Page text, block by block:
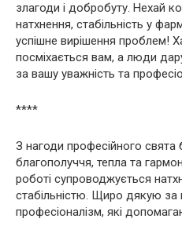
злагоди і добробуту. Нехай
натхнення, стабільність у
успішне вирішення проблем!
посміхається вам, а люди
за вашу уважність та
****
З нагоди професійного
благополуччя, тепла та
роботі супроводжується
стабільністю. Щиро дякую за
професіоналізм, які